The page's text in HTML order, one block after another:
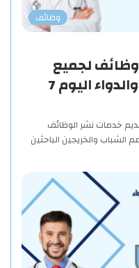
وظائف
لجميع
التخصصات بقطاع الصحة والدواء اليوم 7
خدمات نشر الوظائف
الشباب والخريجين الباحثين